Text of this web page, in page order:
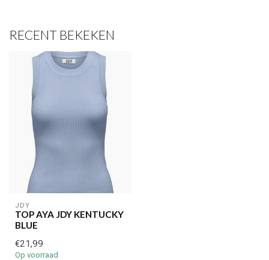
RECENT BEKEKEN
JDY
TOP AYA JDY KENTUCKY
BLUE
€21,99
Op voorraad
Je korting is geldig bij een minimale bestelwaarde van €45,00